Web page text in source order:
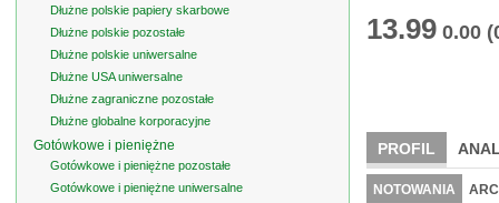
13.99 0.00
PROFIL
NOTOWANIA
Dłużne polskie papiery skarbowe
Dłużne polskie pozostałe
Dłużne polskie uniwersalne
Dłużne USA uniwersalne
Dłużne zagraniczne pozostałe
Dłużne globalne korporacyjne
Gotówkowe i pieniężne
Gotówkowe i pieniężne pozostałe
Gotówkowe i pieniężne uniwersalne